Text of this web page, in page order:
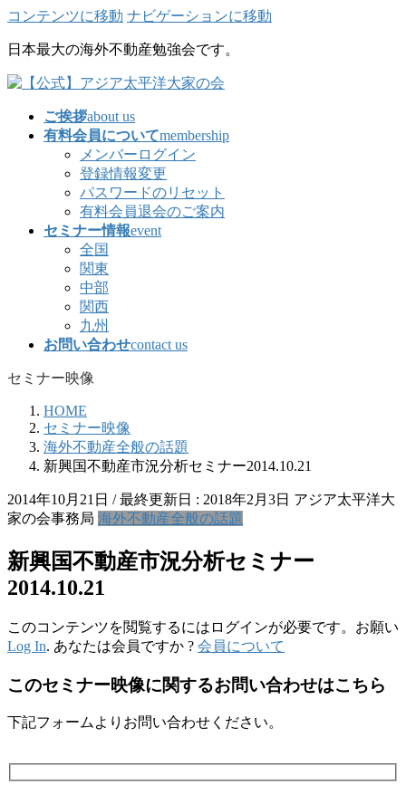
コンテンツに移動 ナビゲーションに移動
日本最大の海外不動産勉強会です。
ご挨拶about us
有料会員についてmembership
メンバーログイン
登録情報変更
パスワードのリセット
有料会員退会のご案内
セミナー情報event
全国
関東
中部
関西
九州
お問い合わせcontact us
セミナー映像
HOME
セミナー映像
海外不動産全般の話題
新興国不動産市況分析セミナー2014.10.21
2014年10月21日 / 最終更新日 : 2018年2月3日 アジア太平洋大
家の会事務局 海外不動産全般の話題
新興国不動産市況分析セミナー
2014.10.21
このコンテンツを閲覧するにはログインが必要です。お願い
Log In. あなたは会員ですか ? 会員について
このセミナー映像に関するお問い合わせはこちら
下記フォームよりお問い合わせください。